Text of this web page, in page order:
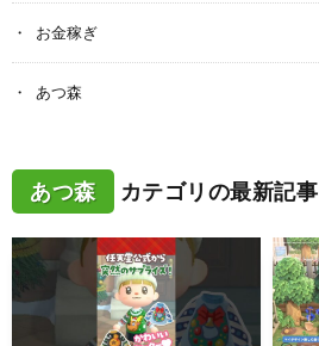
お金稼ぎ
あつ森
あつ森 カテゴリの最新記事